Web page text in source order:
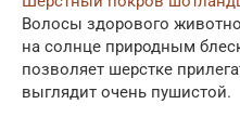
Волосы здорового
на солнце природным
позволяет шерстке
выглядит очень пушистой.